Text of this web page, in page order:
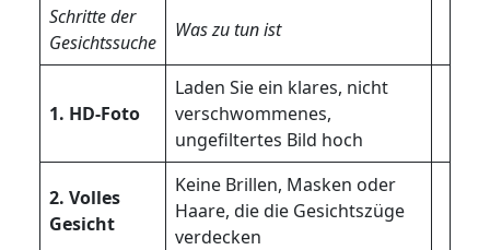
Schritte der
Gesichtssuche
Was zu tun ist
1. HD-Foto
Laden Sie ein klares, nicht
verschwommenes,
ungefiltertes Bild hoch
2. Volles
Gesicht
Keine Brillen, Masken oder
Haare, die die Gesichtszüge
verdecken